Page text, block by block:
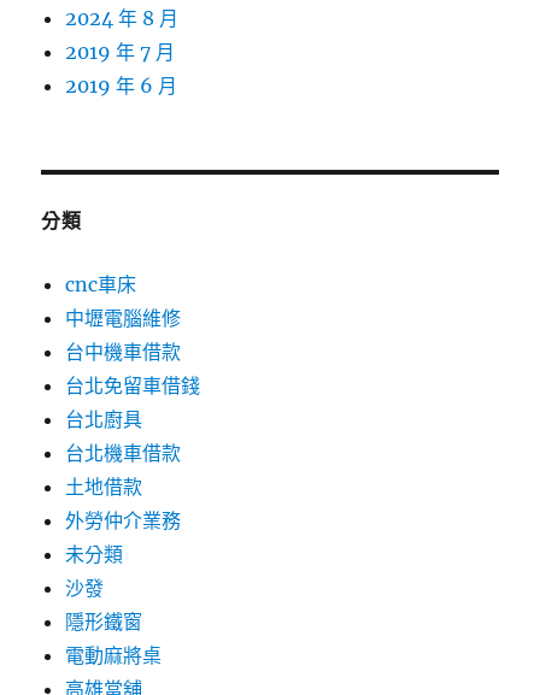
2024 年 8 月
2019 年 7 月
2019 年 6 月
分類
cnc車床
中壢電腦維修
台中機車借款
台北免留車借錢
台北廚具
台北機車借款
土地借款
外勞仲介業務
未分類
沙發
隱形鐵窗
電動麻將桌
高雄當舖